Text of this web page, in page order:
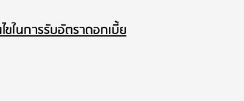
ขในการรับอัตราดอกเบี้ย